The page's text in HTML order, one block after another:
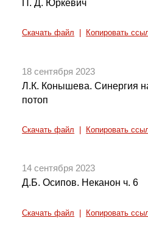
П. Д. Юркевич
Скачать файл Копировать
18 сентября 2023
Л.К. Конышева. Синергия
потоп
Скачать файл Копировать
14 сентября 2023
Д.Б. Осипов. Неканон ч. 6
Скачать файл Копировать